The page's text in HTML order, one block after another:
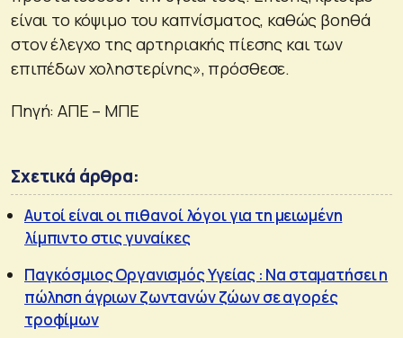
είναι το κόψιμο του καπνίσματος, καθώς βοηθά
στον έλεγχο της αρτηριακής πίεσης και των
επιπέδων χοληστερίνης», πρόσθεσε.
Πηγή: ΑΠΕ – ΜΠΕ
Σχετικά άρθρα:
Αυτοί είναι οι πιθανοί λόγοι για τη μειωμένη
λίμπιντο στις γυναίκες
Παγκόσμιος Οργανισμός Υγείας : Να σταματήσει η
πώληση άγριων ζωντανών ζώων σε αγορές
τροφίμων